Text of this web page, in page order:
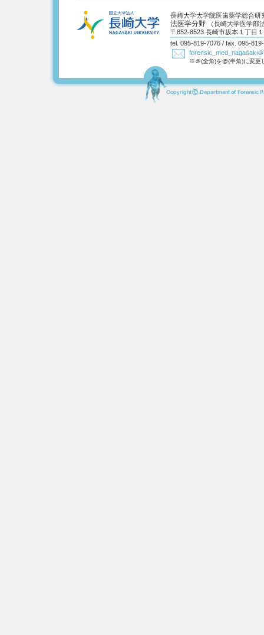
長崎大学大学院医歯薬学総合
法医学分野 （長崎大学医学部
〒852-8523 長崎市坂本１丁目
tel. 095-819-7076 / fax. 095-
forensic_med_nagasaki
※＠(全角)を@(半角)に変更